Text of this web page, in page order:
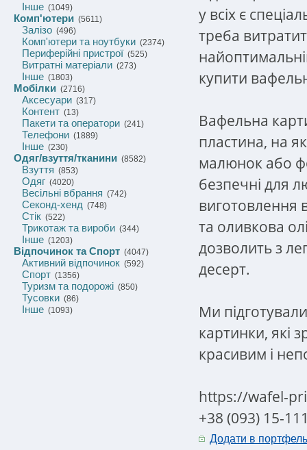
Інше (1049)
Комп'ютери (5611)
Залізо (496)
Комп'ютери та ноутбуки (2374)
Периферійні пристрої (525)
Витратні матеріали (273)
Інше (1803)
Мобілки (2716)
Аксесуари (317)
Контент (13)
Пакети та оператори (241)
Телефони (1889)
Інше (230)
Одяг/взуття/тканини (8582)
Взуття (853)
Одяг (4020)
Весільні вбрання (742)
Секонд-хенд (748)
Стік (522)
Трикотаж та вироби (344)
Інше (1203)
Відпочинок та Спорт (4047)
Активний відпочинок (592)
Спорт (1356)
Туризм та подорожі (850)
Тусовки (86)
Інше (1093)
у всіх є
треба
купити
Вафельна
пластина, на
малюнок або
безпечні для
виготовлення
та оливкова
дозволить з
десерт.
Ми
картинки, які
красивим і
https://wafel-
+38 (093) 15-
Додати в портфель